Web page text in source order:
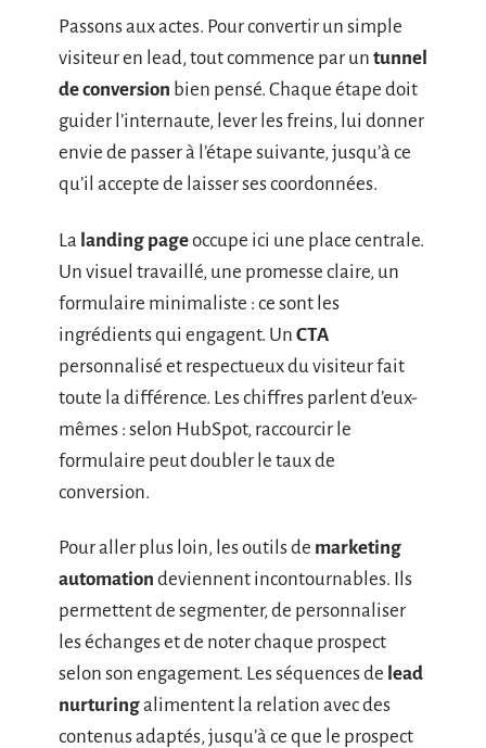
Passons aux actes. Pour convertir un simple
visiteur en lead, tout commence par un tunnel
de conversion bien pensé. Chaque étape doit
guider l’internaute, lever les freins, lui donner
envie de passer à l’étape suivante, jusqu’à ce
qu’il accepte de laisser ses coordonnées.
La landing pageoccupe ici une place centrale.
Un visuel travaillé, une promesse claire, un
formulaire minimaliste : ce sont les
ingrédients qui engagent. Un CTA
personnalisé et respectueux du visiteur fait
toute la différence. Les chiffres parlent d’eux-
mêmes : selon HubSpot, raccourcir le
formulaire peut doubler le taux de
conversion.
Pour aller plus loin, les outils de marketing
automation deviennent incontournables. Ils
permettent de segmenter, de personnaliser
les échanges et de noter chaque prospect
selon son engagement. Les séquences de lead
nurturingalimentent la relation avec des
contenus adaptés, jusqu’à ce que le prospect